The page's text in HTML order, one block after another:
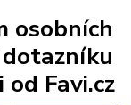
osobních
Favi.cz